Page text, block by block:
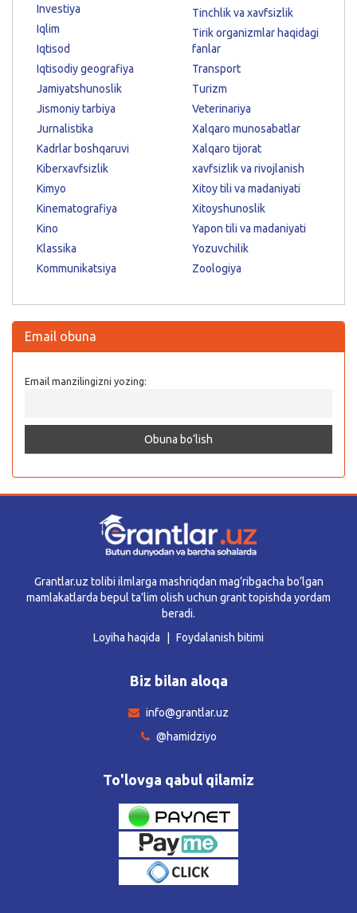
Investiya
Iqlim
Iqtisod
Iqtisodiy geografiya
Jamiyatshunoslik
Jismoniy tarbiya
Jurnalistika
Kadrlar boshqaruvi
Kiberxavfsizlik
Kimyo
Kinematografiya
Kino
Klassika
Kommunikatsiya
Tinchlik va xavfsizlik
Tirik organizmlar haqidagi
fanlar
Transport
Turizm
Veterinariya
Xalqaro munosabatlar
Xalqaro tijorat
xavfsizlik va rivojlanish
Xitoy tili va madaniyati
Xitoyshunoslik
Yapon tili va madaniyati
Yozuvchilik
Zoologiya
Email obuna
Email manzilingizni yozing:
Grantlar.uz tolibi ilmlarga mashriqdan mag’ribgacha bo’lgan
mamlakatlarda bepul ta’lim olish uchun grant topishda yordam
beradi.
Loyiha haqida
Foydalanish bitimi
Biz bilan aloqa
info@grantlar.uz
@hamidziyo
To'lovga qabul qilamiz